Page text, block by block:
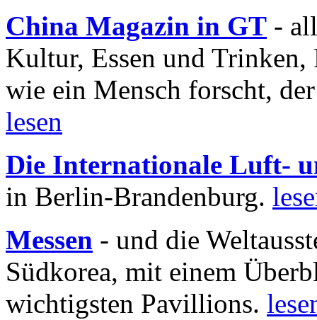
China Magazin in GT -
Kultur, Essen und
wie ein Mensch forscht,
lesen
Die Internationale Luft-
in Berlin-Brandenburg.
Messen - und die
Südkorea, mit einem
wichtigsten Pavillions.